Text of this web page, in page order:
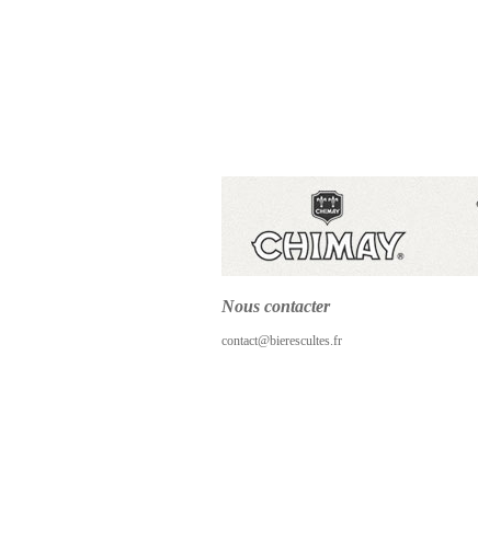
Nous contacter
contact@bierescultes.fr